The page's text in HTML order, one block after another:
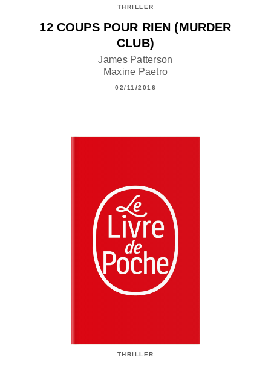
THRILLER
12 COUPS POUR RIEN (MURDER
CLUB)
James Patterson
Maxine Paetro
02/11/2016
THRILLER